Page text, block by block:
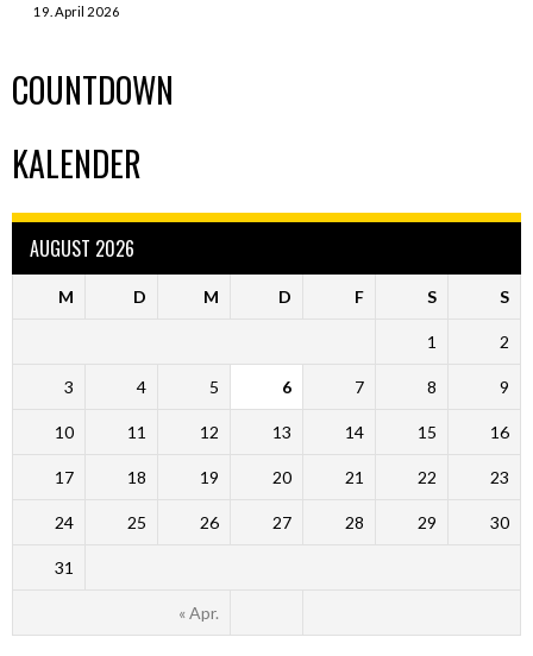
19. April 2026
COUNTDOWN
KALENDER
AUGUST 2026
M D M D F S S
« Apr.
1 2
3 4 5 6 7 8 9
10 11 12 13 14 15 16
17 18 19 20 21 22 23
24 25 26 27 28 29 30
31